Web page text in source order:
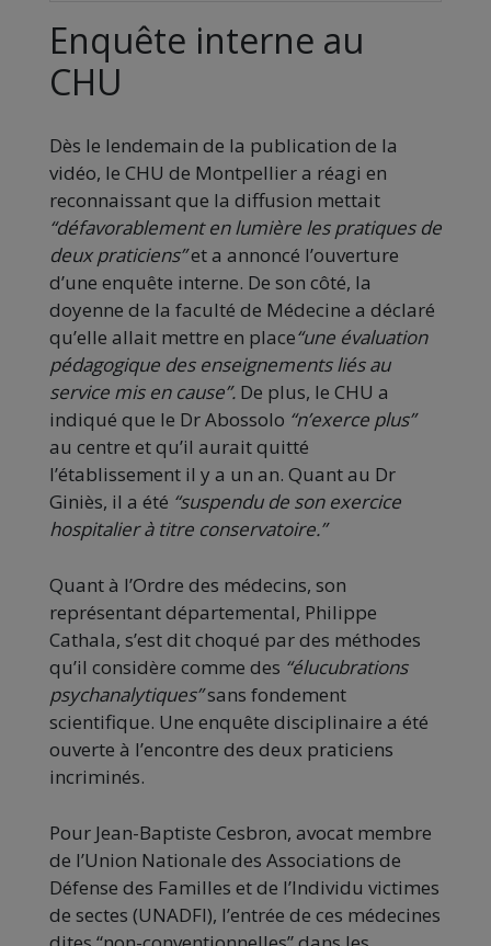
Enquête interne au
CHU
Dès le lendemain de la publication de la
vidéo, le CHU de Montpellier a réagi en
reconnaissant que la diffusion mettait
“défavorablement en lumière les pratiques de
deux praticiens”et a annoncé l’ouverture
d’une enquête interne. De son côté, la
doyenne de la faculté de Médecine a déclaré
qu’elle allait mettre en place“une évaluation
pédagogique des enseignements liés au
service mis en cause”. De plus, le CHU a
indiqué que le Dr Abossolo “n’exerce plus”
au centre et qu’il aurait quitté
l’établissement il y a un an. Quant au Dr
Giniès, il a été “suspendu de son exercice
hospitalier à titre conservatoire.”
Quant à l’Ordre des médecins, son
représentant départemental, Philippe
Cathala, s’est dit choqué par des méthodes
qu’il considère comme des “élucubrations
psychanalytiques”sans fondement
scientifique. Une enquête disciplinaire a été
ouverte à l’encontre des deux praticiens
incriminés.
Pour Jean-Baptiste Cesbron, avocat membre
de l’Union Nationale des Associations de
Défense des Familles et de l’Individu victimes
de sectes (UNADFI), l’entrée de ces médecines